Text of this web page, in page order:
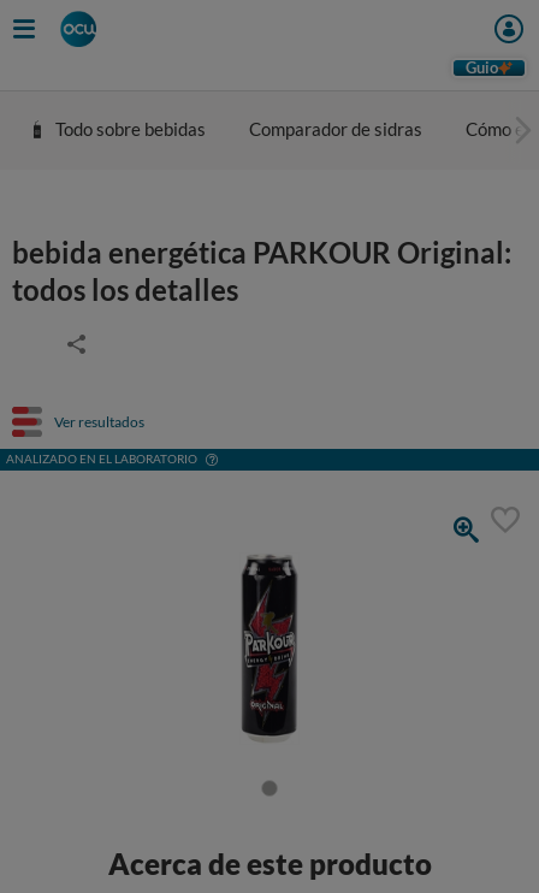
Guio
Todo sobre bebidas Comparador de sidras Cómo
bebida energética PARKOUR Original:
todos los detalles
Ver resultados
ANALIZADO EN EL LABORATORIO
Acerca de este producto